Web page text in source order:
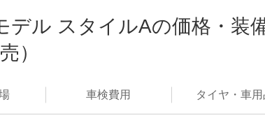
デル スタイルAの価格・装
）
車検費用 タイヤ・ 車用